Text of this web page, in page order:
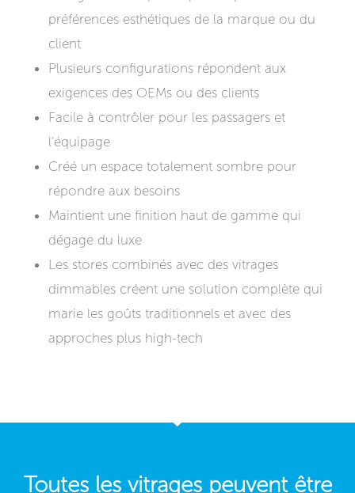
préférences esthétiques de la marque ou du
client
Plusieurs configurations répondent aux
exigences des OEMs ou des clients
Facile à contrôler pour les passagers et
l’équipage
Créé un espace totalement sombre pour
répondre aux besoins
Maintient une finition haut de gamme qui
dégage du luxe
Les stores combinés avec des vitrages
dimmables créent une solution complète qui
marie les goûts traditionnels et avec des
approches plus high-tech
Toutes les vitrages peuvent être